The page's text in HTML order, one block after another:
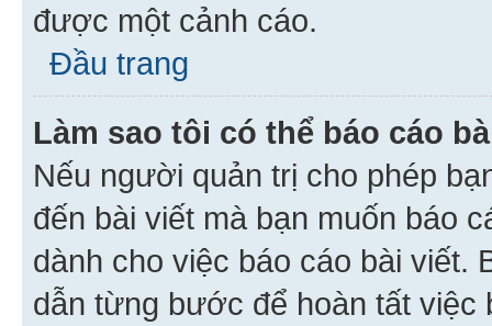
được một cảnh cáo.
Đầu trang
Làm sao tôi có thể báo cáo
Nếu người quản trị cho phép
đến bài viết mà bạn muốn báo
dành cho việc báo cáo bài viết.
dẫn từng bước để hoàn tất việc